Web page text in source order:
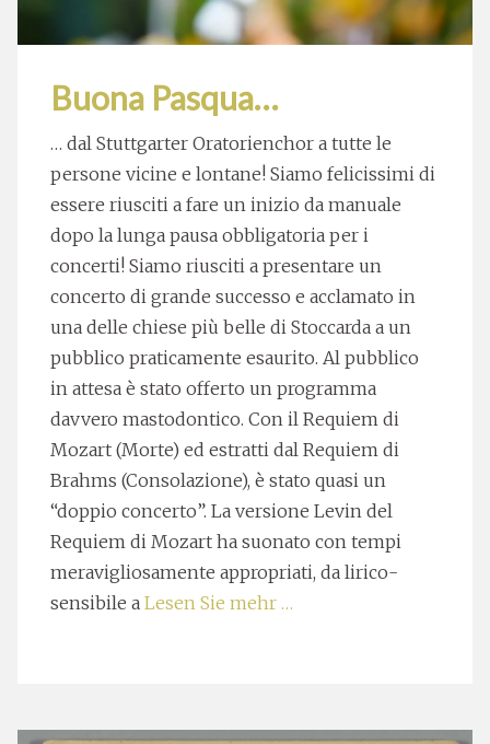
Buona Pasqua…
… dal Stuttgarter Oratorienchor a tutte le
persone vicine e lontane! Siamo felicissimi di
essere riusciti a fare un inizio da manuale
dopo la lunga pausa obbligatoria per i
concerti! Siamo riusciti a presentare un
concerto di grande successo e acclamato in
una delle chiese più belle di Stoccarda a un
pubblico praticamente esaurito. Al pubblico
in attesa è stato offerto un programma
davvero mastodontico. Con il Requiem di
Mozart (Morte) ed estratti dal Requiem di
Brahms (Consolazione), è stato quasi un
“doppio concerto”. La versione Levin del
Requiem di Mozart ha suonato con tempi
meravigliosamente appropriati, da lirico-
sensibile a Lesen Sie mehr …